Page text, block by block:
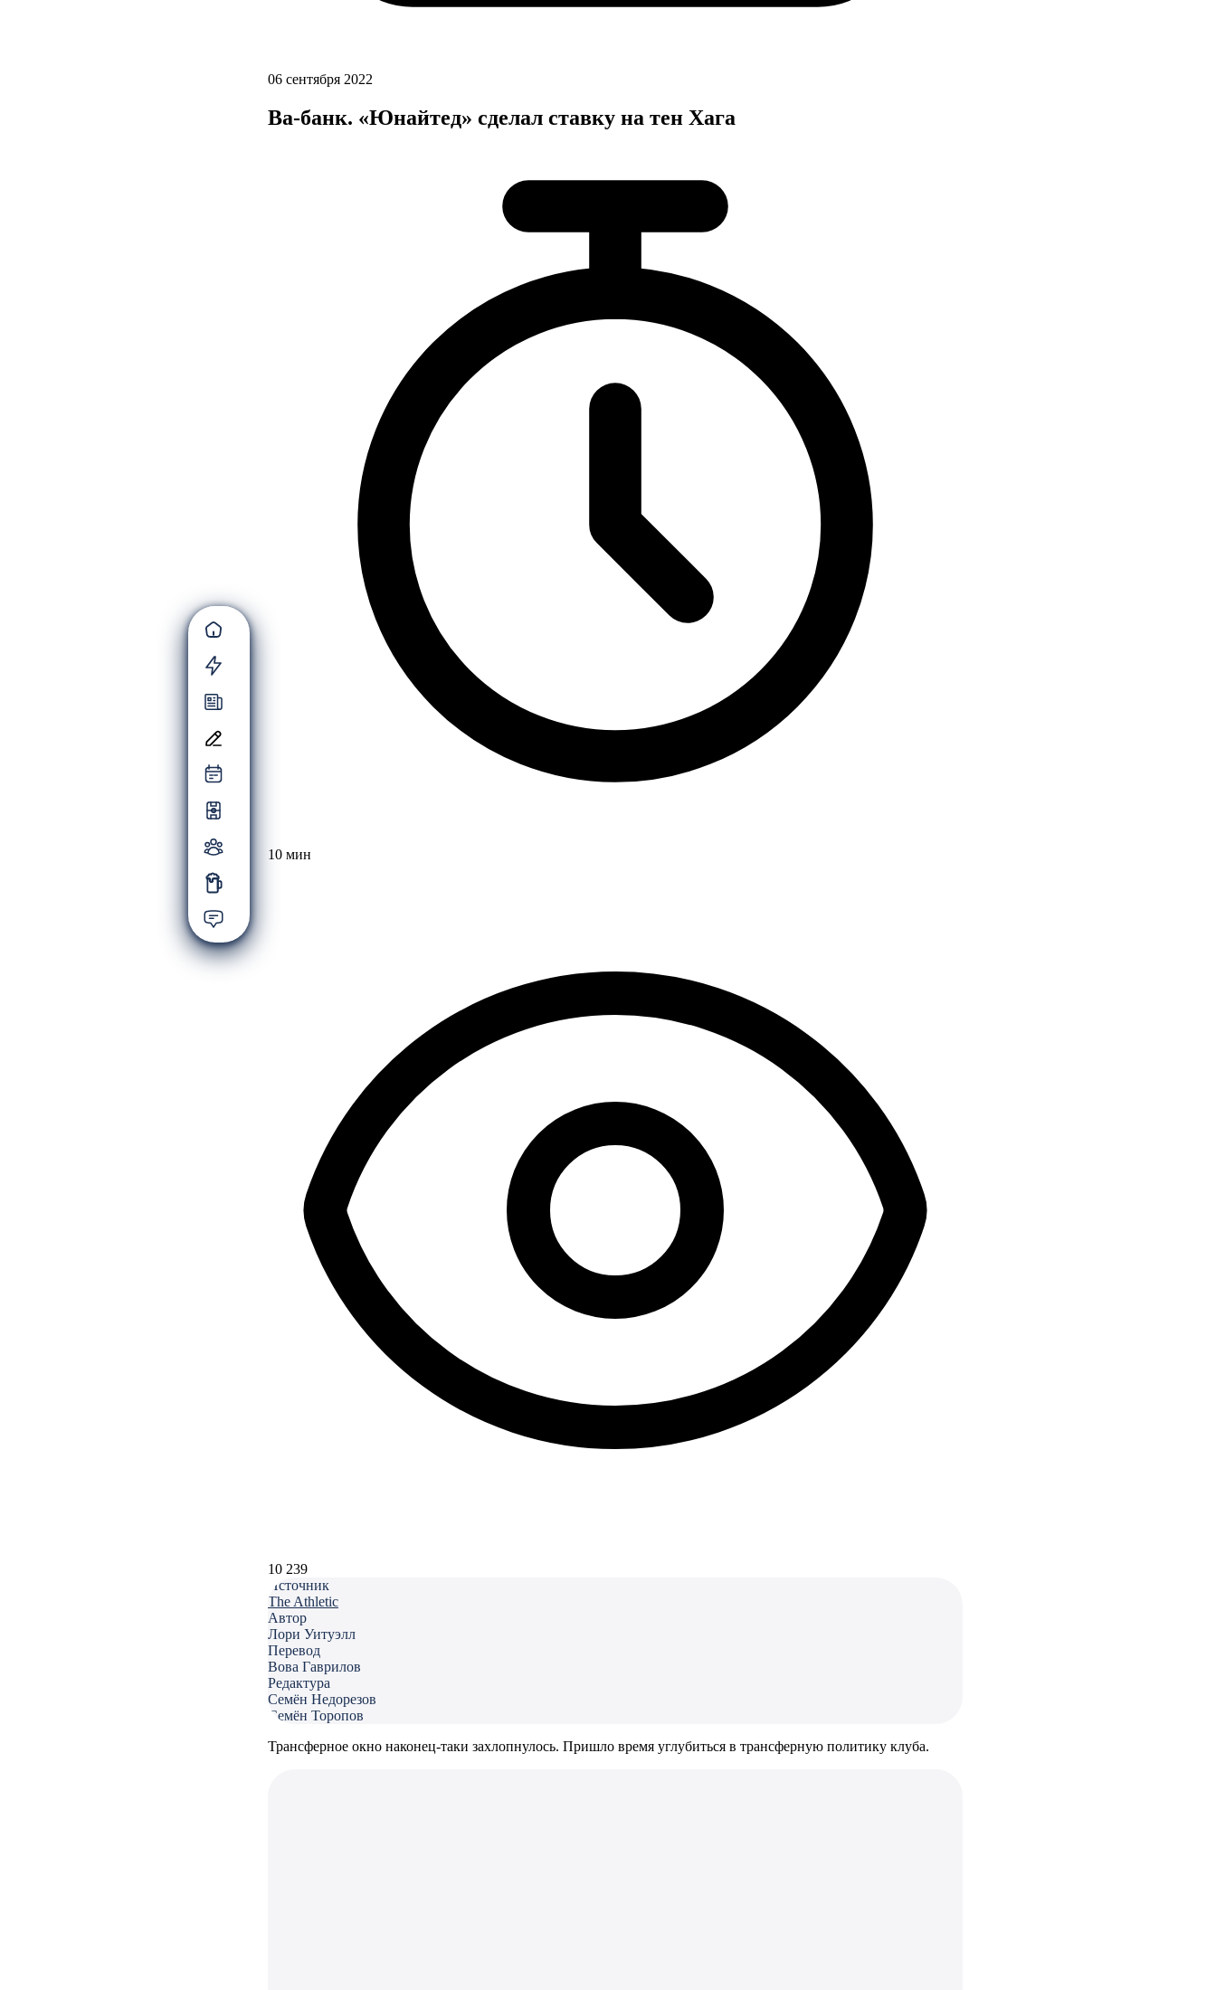
06 сентября 2022
Ва-банк. «Юнайтед» сделал ставку на тен Хага
10 мин
10 239
Источник
The Athletic
Автор
Лори Уитуэлл
Перевод
Вова Гаврилов
Редактура
Семён Недорезов
Семён Торопов
Трансферное окно наконец-таки захлопнулось. Пришло время углубиться в трансферную политику клуба.